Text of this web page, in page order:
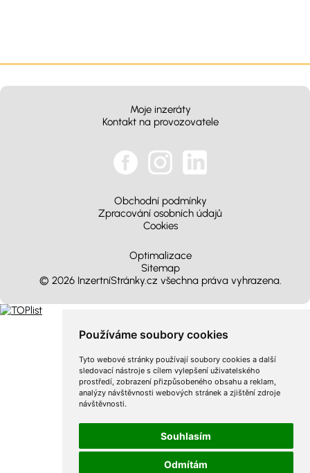
Používáme soubory cookies
Tyto webové stránky používají soubory cookies a další
sledovací nástroje s cílem vylepšení uživatelského
prostředí, zobrazení přizpůsobeného obsahu a reklam,
analýzy návštěvnosti webových stránek a zjištění zdroje
návštěvnosti.
Souhlasím
Odmítám
Moje inzeráty
Kontakt na provozovatele
Obchodní podmínky
Zpracování osobních údajů
Cookies
Optimalizace
Sitemap
© 2026 InzertníStránky.cz všechna práva vyhrazena.